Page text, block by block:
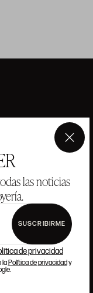
las noticias
SUSCRIBIRME
de privacidad
laPolítica de privacidady
×